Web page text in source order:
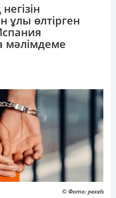
ұлы өлтірген
мәлімдеме
© Фото: pexels